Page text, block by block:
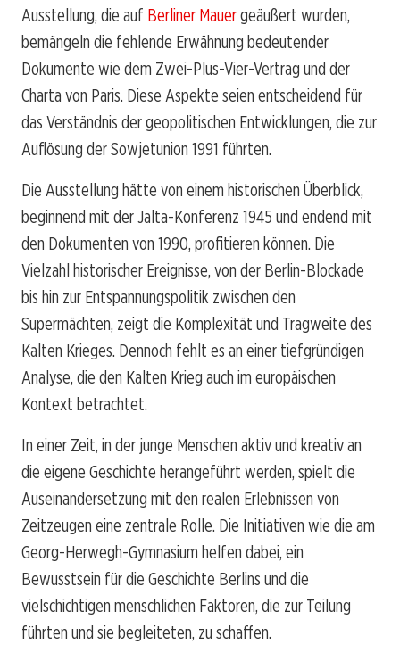
Ausstellung, die auf Berliner Mauergeäußert wurden,
bemängeln die fehlende Erwähnung bedeutender
Dokumente wie dem Zwei-Plus-Vier-Vertrag und der
Charta von Paris. Diese Aspekte seien entscheidend für
das Verständnis der geopolitischen Entwicklungen, die zur
Auflösung der Sowjetunion 1991 führten.
Die Ausstellung hätte von einem historischen Überblick,
beginnend mit der Jalta-Konferenz 1945 und endend mit
den Dokumenten von 1990, profitieren können. Die
Vielzahl historischer Ereignisse, von der Berlin-Blockade
bis hin zur Entspannungspolitik zwischen den
Supermächten, zeigt die Komplexität und Tragweite des
Kalten Krieges. Dennoch fehlt es an einer tiefgründigen
Analyse, die den Kalten Krieg auch im europäischen
Kontext betrachtet.
In einer Zeit, in der junge Menschen aktiv und kreativ an
die eigene Geschichte herangeführt werden, spielt die
Auseinandersetzung mit den realen Erlebnissen von
Zeitzeugen eine zentrale Rolle. Die Initiativen wie die am
Georg-Herwegh-Gymnasium helfen dabei, ein
Bewusstsein für die Geschichte Berlins und die
vielschichtigen menschlichen Faktoren, die zur Teilung
führten und sie begleiteten, zu schaffen.